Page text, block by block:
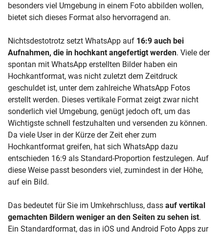
besonders viel Umgebung in einem Foto abbilden wollen,
bietet sich dieses Format also hervorragend an.
Nichtsdestotrotz setzt WhatsApp auf 16:9 auch bei
Aufnahmen, die in hochkant angefertigt werden. Viele der
spontan mit WhatsApp erstellten Bilder haben ein
Hochkantformat, was nicht zuletzt dem Zeitdruck
geschuldet ist, unter dem zahlreiche WhatsApp Fotos
erstellt werden. Dieses vertikale Format zeigt zwar nicht
sonderlich viel Umgebung, genügt jedoch oft, um das
Wichtigste schnell festzuhalten und versenden zu können.
Da viele User in der Kürze der Zeit eher zum
Hochkantformat greifen, hat sich WhatsApp dazu
entschieden 16:9 als Standard-Proportion festzulegen. Auf
diese Weise passt besonders viel, zumindest in der Höhe,
auf ein Bild.
Das bedeutet für Sie im Umkehrschluss, dass auf vertikal
gemachten Bildern weniger an den Seiten zu sehen ist.
Ein Standardformat, das in iOS und Android Foto Apps zur